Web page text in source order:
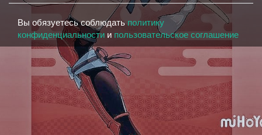
Вы обязуетесь соблюдатьполитику
конфиденциальности и пользовательское соглашение